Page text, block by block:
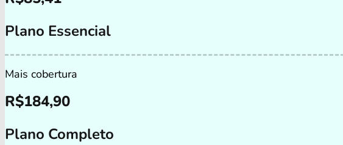
Plano Essencial
Mais cobertura
R$184,90
Plano Completo